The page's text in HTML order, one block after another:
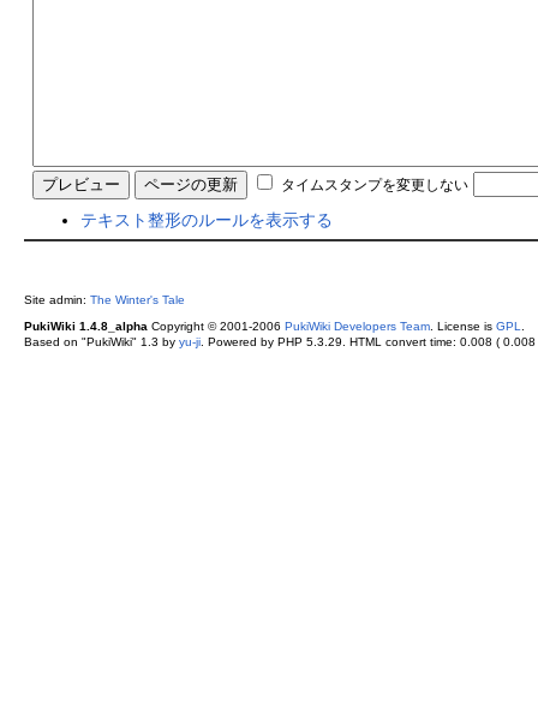
タイムスタンプを変更しない
テキスト整形のルールを表示する
Site admin: The Winter's Tale
PukiWiki 1.4.8_alpha Copyright © 2001-2006 PukiWiki Developers Team. License is GPL
Based on "PukiWiki" 1.3 by yu-ji. Powered by PHP 5.3.29. HTML convert time: 0.008 ( 0.008